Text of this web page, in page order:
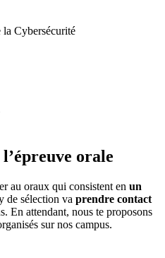
Cybersécurité
orale
au oraux qui consistent en un
de sélection va prendre contact
En attendant, nous te proposons
sur nos campus.